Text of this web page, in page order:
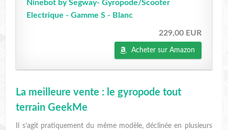
Ninebot by Segway- Gyropode/Scooter
Electrique - Gamme S - Blanc
229,00 EUR
Acheter sur Amazon
La meilleure vente : le gyropode tout
terrain GeekMe
Il s’agit pratiquement du même modèle, déclinée en plusieurs